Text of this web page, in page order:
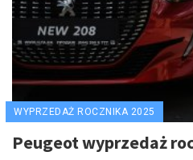
WYPRZEDAŻ ROCZNIKA 2025
Peugeot wyprzedaż